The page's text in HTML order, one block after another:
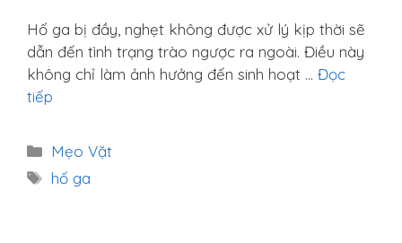
Hố ga bị đầy, nghẹt không được xử lý kịp thời sẽ
dẫn đến tình trạng trào ngược ra ngoài. Điều này
không chỉ làm ảnh hưởng đến sinh hoạt … Đọc
tiếp
Danh
mục
Mẹo Vặt
Thẻ
hố ga